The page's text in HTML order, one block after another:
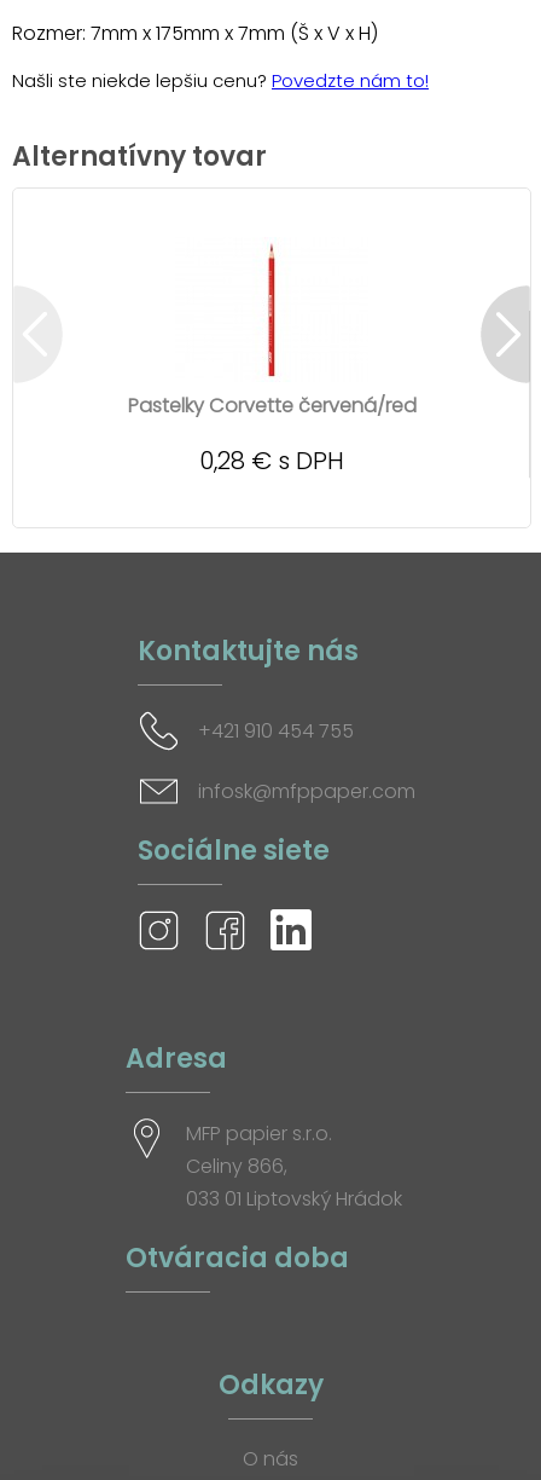
Rozmer: 7mm x 175mm x 7mm (Š x V x H)
Našli ste niekde lepšiu cenu? Povedzte nám to!
Alternatívny tovar
Pastelky Corvette červená/red
0,28 € s DPH
Kontaktujte nás
+421 910 454 755
infosk@mfppaper.com
Sociálne siete
Adresa
MFP papier s.r.o.
Celiny 866,
033 01 Liptovský Hrádok
Otváracia doba
Odkazy
O nás